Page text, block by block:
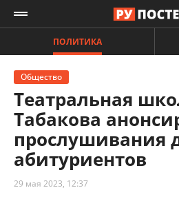
ПОЛИТИКА
Общество
Театральная
Табакова
прослушивания
абитуриентов
29 мая 2023, 12:37